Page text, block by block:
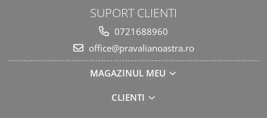
SUPORT CLIENTI
0721688960
office@pravalianoastra.ro
MAGAZINUL MEU
CLIENTI